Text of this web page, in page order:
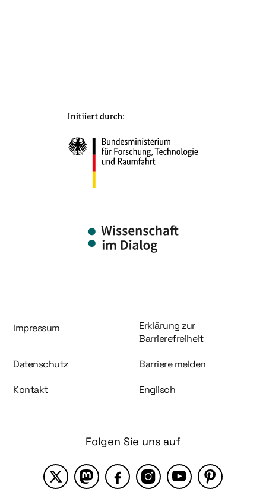
Information und Service
Impressum
Erklärung zur
Barrierefreiheit
Datenschutz Barriere melden
Kontakt Englisch
Folgen Sie uns auf